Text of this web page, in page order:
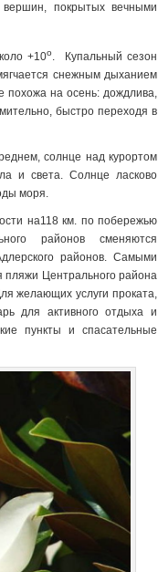
вершин, покрытых вечными
+10о.
Купальный сезон
снежным дыханием
похожа на осень: дождлива,
быстро переходя в
солнце над курортом
и света. Солнце ласково
моря.
на118 км. по побережью
районов сменяются
районов. Самыми
Центрального района
желающих услуги проката,
для активного отдыха и
пункты и спасательные